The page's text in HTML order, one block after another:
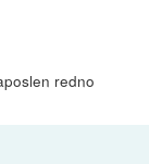
redno